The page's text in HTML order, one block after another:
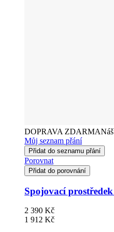
DOPRAVA ZDARMA
Můj seznam přání
Přidat do seznamu přání
Porovnat
Přidat do porovnání
Spojovací
2 390 Kč
1 912 Kč